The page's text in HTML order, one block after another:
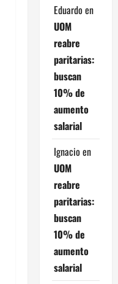
Eduardo en
UOM
reabre
paritarias:
buscan
10% de
aumento
salarial
Ignacio en
UOM
reabre
paritarias:
buscan
10% de
aumento
salarial